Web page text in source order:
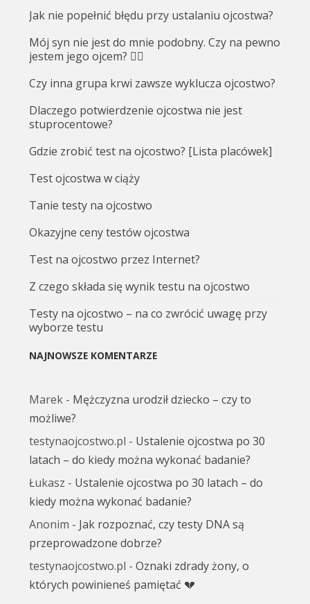
Jak nie popełnić błędu przy ustalaniu ojcostwa?
Mój syn nie jest do mnie podobny. Czy na pewno
jestem jego ojcem? 🤷‍♂️
Czy inna grupa krwi zawsze wyklucza ojcostwo?
Dlaczego potwierdzenie ojcostwa nie jest
stuprocentowe?
Gdzie zrobić test na ojcostwo? [Lista placówek]
Test ojcostwa w ciąży
Tanie testy na ojcostwo
Okazyjne ceny testów ojcostwa
Test na ojcostwo przez Internet?
Z czego składa się wynik testu na ojcostwo
Testy na ojcostwo – na co zwrócić uwagę przy
wyborze testu
NAJNOWSZE KOMENTARZE
Marek - Mężczyzna urodził dziecko – czy to
możliwe?
testynaojcostwo.pl - Ustalenie ojcostwa po 30
latach – do kiedy można wykonać badanie?
Łukasz - Ustalenie ojcostwa po 30 latach – do
kiedy można wykonać badanie?
Anonim - Jak rozpoznać, czy testy DNA są
przeprowadzone dobrze?
testynaojcostwo.pl -Oznaki zdrady żony, o
których powinieneś pamiętać 💔